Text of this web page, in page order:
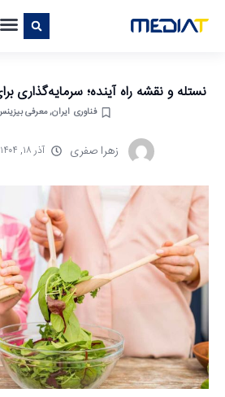
نستله و نقشه راه آینده؛ سرمایه‌گذاری
فناوری ایران,معرفی
زهرا صفری آذر ۱۸, ۱۴۰۴